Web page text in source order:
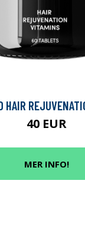
HAIR
40 EUR
MER INFO!